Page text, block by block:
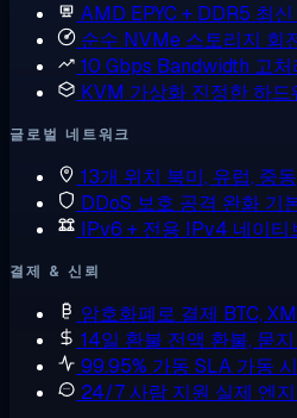
AMD EPYC + DDR5 최
순수 NVMe 스토리지 회
10 Gbps Bandwidth 고
KVM 가상화 진정한 하드
글로벌 네트워크
13개 위치 북미, 유럽, 중
DDoS 보호 공격 완화 기
IPv6 + 전용 IPv4 네이티
결제 & 신뢰
암호화폐로 결제 BTC,
14일 환불 전액 환불, 묻
99.95% 가동 SLA 가동
24/7 사람 지원 실제 엔